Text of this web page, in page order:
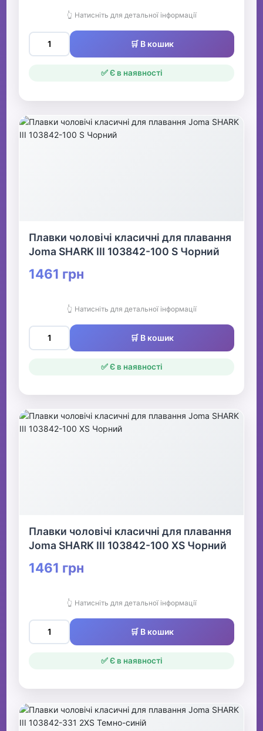
👆 Натисніть для детальної інформації
🛒 В кошик
✅ Є в наявності
Плавки чоловічі класичні для плавання
Joma SHARK III 103842-100 S Чорний
1461 грн
👆 Натисніть для детальної інформації
🛒 В кошик
✅ Є в наявності
Плавки чоловічі класичні для плавання
Joma SHARK III 103842-100 XS Чорний
1461 грн
👆 Натисніть для детальної інформації
🛒 В кошик
✅ Є в наявності